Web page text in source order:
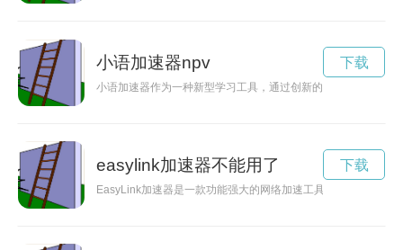
小语加速器npv
小语加速器作为一种新型学习工具，通过创新的方式帮助人们
下载
easylink加速器不能用了
EasyLink加速器是一款功能强大的网络加速工具，能够帮助用
下载